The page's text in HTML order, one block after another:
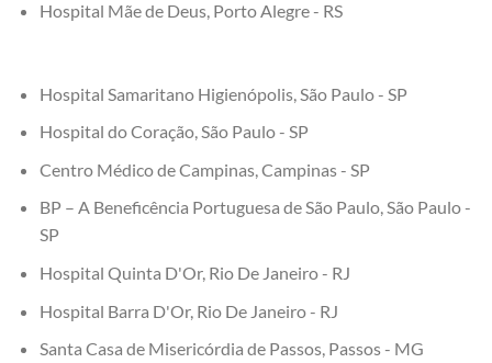
Hospital Mãe de Deus, Porto Alegre - RS
Hospital Samaritano Higienópolis, São Paulo - SP
Hospital do Coração, São Paulo - SP
Centro Médico de Campinas, Campinas - SP
BP – A Beneficência Portuguesa de São Paulo, São Paulo -
SP
Hospital Quinta D'Or, Rio De Janeiro - RJ
Hospital Barra D'Or, Rio De Janeiro - RJ
Santa Casa de Misericórdia de Passos, Passos - MG